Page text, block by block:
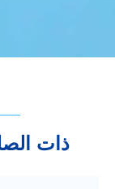
ذات